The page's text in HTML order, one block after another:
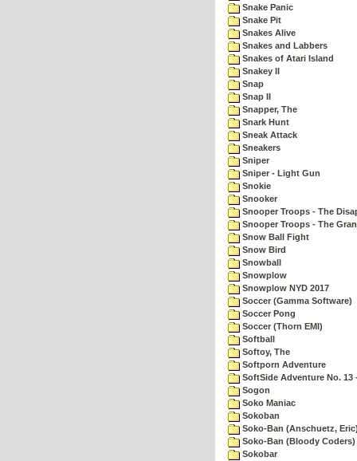
Snake Panic
Snake Pit
Snakes Alive
Snakes and Labbers
Snakes of Atari Island
Snakey II
Snap
Snap II
Snapper, The
Snark Hunt
Sneak Attack
Sneakers
Sniper
Sniper - Light Gun
Snokie
Snooker
Snooper Troops - The
Snooper Troops - The
Snow Ball Fight
Snow Bird
Snowball
Snowplow
Snowplow NYD 2017
Soccer (Gamma Software)
Soccer Pong
Soccer (Thorn EMI)
Softball
Softoy, The
Softporn Adventure
SoftSide Adventure No. 13
Sogon
Soko Maniac
Sokoban
Soko-Ban (Anschuetz,
Soko-Ban (Bloody Coders)
Sokobar